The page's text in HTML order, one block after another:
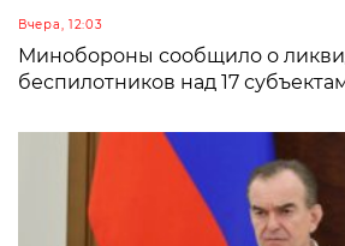
Вчера, 12:03
Минобороны сообщило о
беспилотников над 17